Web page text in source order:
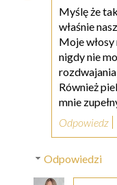
Myślę że
właśnie
Moje
nigdy nie
Również
mnie
Odpowiedz
Odpowiedzi